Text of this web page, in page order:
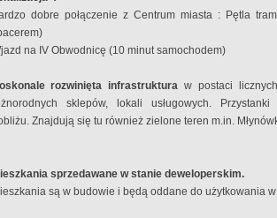
dobre połączenie z Centrum miasta : Pętla
na IV Obwodnicę (10 minut samochodem)
rozwinięta infrastruktura w postaci
sklepów, lokali usługowych.
Znajdują się tu również zielone teren m.in.
sprzedawane w stanie deweloperskim.
są w budowie i będą oddane do użytkowania